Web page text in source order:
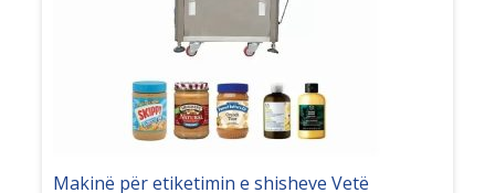
Makinë për etiketimin e shisheve Vetë